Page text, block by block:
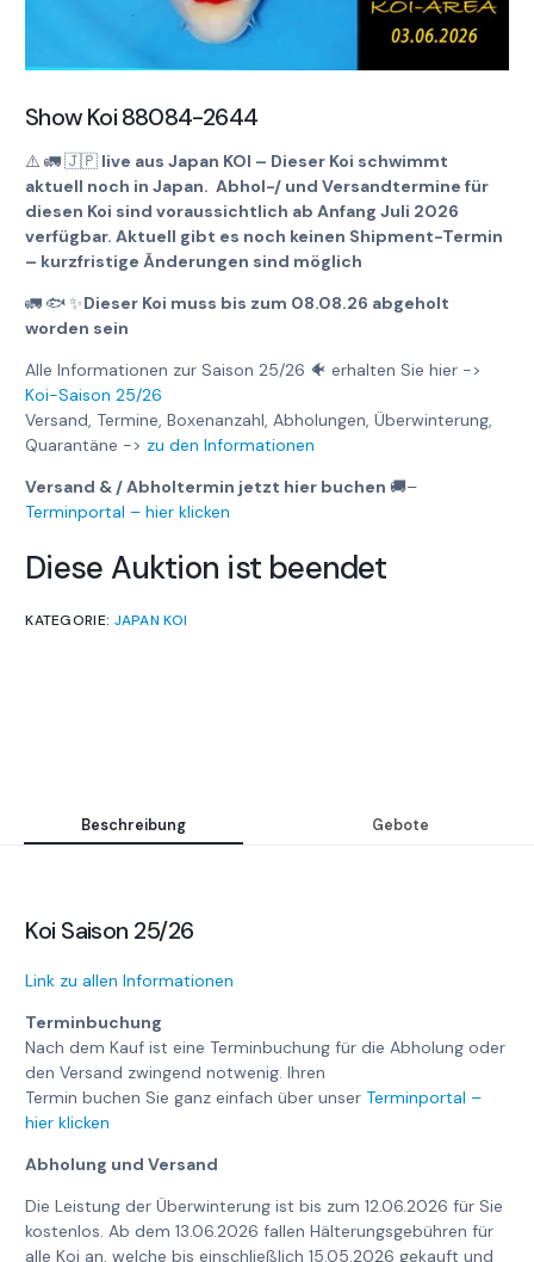
Show Koi 88084-2644
⚠️ 🚛🇯🇵 live aus Japan KOI – Dieser Koi schwimmt
aktuell noch in Japan. Abhol-/ und Versandtermine für
diesen Koi sind voraussichtlich ab Anfang Juli 2026
verfügbar. Aktuell gibt es noch keinen Shipment-Termin
– kurzfristige Änderungen sind möglich
🚛🐟✨Dieser Koi muss bis zum 08.08.26 abgeholt
worden sein
Alle Informationen zur Saison 25/26 🐠 erhalten Sie hier ->
Koi-Saison 25/26
Versand, Termine, Boxenanzahl, Abholungen, Überwinterung,
Quarantäne -> zu den Informationen
Versand & / Abholtermin jetzt hier buchen 🚚–
Terminportal – hier klicken
Diese Auktion ist beendet
KATEGORIE: JAPAN KOI
Beschreibung Gebote
Koi Saison 25/26
Link zu allen Informationen
Terminbuchung
Nach dem Kauf ist eine Terminbuchung für die Abholung oder
den Versand zwingend notwenig. Ihren
Termin buchen Sie ganz einfach über unserTerminportal –
hier klicken
Abholung und Versand
Die Leistung der Überwinterung ist bis zum 12.06.2026 für Sie
kostenlos. Ab dem 13.06.2026 fallen Hälterungsgebühren für
alle Koi an, welche bis einschließlich 15.05.2026 gekauft und